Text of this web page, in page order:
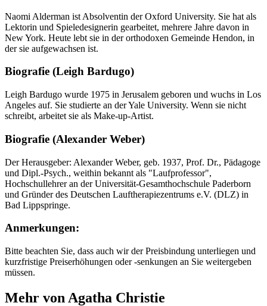
Naomi Alderman ist Absolventin der Oxford University. Sie hat als
Lektorin und Spieledesignerin gearbeitet, mehrere Jahre davon in
New York. Heute lebt sie in der orthodoxen Gemeinde Hendon, in
der sie aufgewachsen ist.
Biografie (Leigh Bardugo)
Leigh Bardugo wurde 1975 in Jerusalem geboren und wuchs in Los
Angeles auf. Sie studierte an der Yale University. Wenn sie nicht
schreibt, arbeitet sie als Make-up-Artist.
Biografie (Alexander Weber)
Der Herausgeber: Alexander Weber, geb. 1937, Prof. Dr., Pädagoge
und Dipl.-Psych., weithin bekannt als "Laufprofessor",
Hochschullehrer an der Universität-Gesamthochschule Paderborn
und Gründer des Deutschen Lauftherapiezentrums e.V. (DLZ) in
Bad Lippspringe.
Anmerkungen:
Bitte beachten Sie, dass auch wir der Preisbindung unterliegen und
kurzfristige Preiserhöhungen oder -senkungen an Sie weitergeben
müssen.
Mehr von Agatha Christie